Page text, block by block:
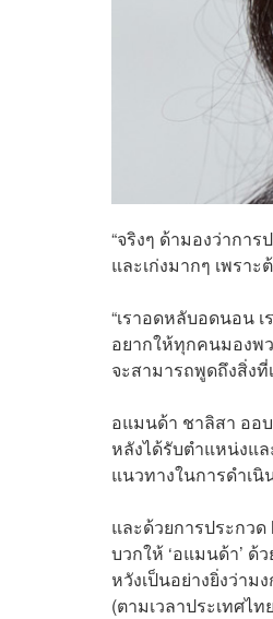
“จริงๆ ด้ามองว่ากา
และเก่งมากๆ เพรา
“เราอดหลับอดนอน
อยากให้ทุกคนมองพ
จะสามารถพูดถึงสิ่งที่
อแมนด้า ชาลิสา ออ
หลังได้รับตำแหน่งแ
แนวทางในการดำเนิ
และด้วยการประกวด
บวกให้ ‘อแมนด้า’ ด้
หวังเป็นอย่างยิ่งว่า
(ตามเวลาประเทศไท